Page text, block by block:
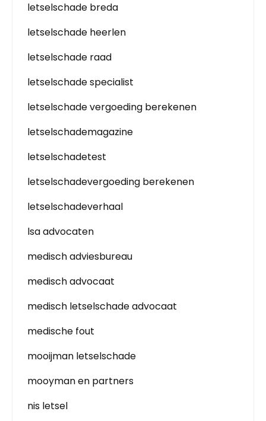
letselschade breda
letselschade heerlen
letselschade raad
letselschade specialist
letselschade vergoeding berekenen
letselschademagazine
letselschadetest
letselschadevergoeding berekenen
letselschadeverhaal
lsa advocaten
medisch adviesbureau
medisch advocaat
medisch letselschade advocaat
medische fout
mooijman letselschade
mooyman en partners
nis letsel